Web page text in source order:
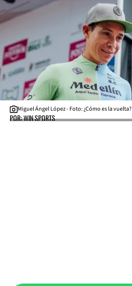
Miguel Ángel López - Foto: ¿Cómo es la vuelta?
POR: WIN SPORTS